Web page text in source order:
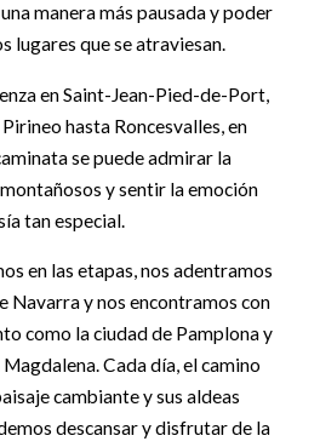
manera más pausada y poder
lugares que se atraviesan.
en Saint-Jean-Pied-de-Port,
hasta Roncesvalles, en
se puede admirar la
y sentir la emoción
tan especial.
en las etapas, nos adentramos
Navarra y nos encontramos con
como la ciudad de Pamplona y
Cada día, el camino
cambiante y sus aldeas
descansar y disfrutar de la